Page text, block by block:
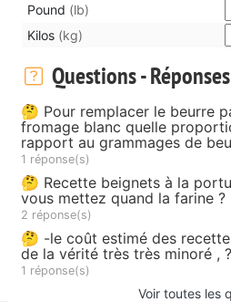
Pound (lb)
Kilos (kg)
Questions - Réponses
🤔 Pour remplacer le beurre
fromage blanc quelle
rapport au grammages de
1 réponse(s)
🤔 Recette beignets à la
vous mettez quand la farine ?
2 réponse(s)
🤔 -le coût estimé des
de la vérité très très minoré ,
1 réponse(s)
Voir toutes les